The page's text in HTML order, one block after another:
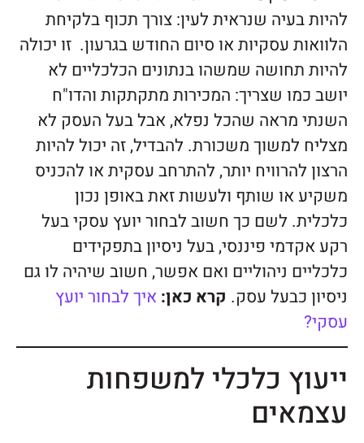
להיות בעיה שנראית לעין: צורך תכוף בלקיחת
הלוואות עסקיות או סיום החודש בגרעון. זו יכולה
להיות תחושה שמשהו בנתונים הכלכליים לא
יושב כמו שצריך: המכירות מתקתקות והדו"ח
השנתי מראה שהכל נפלא, אבל בעל העסק לא
מצליח למשוך משכורת. להבדיל, זה יכול להיות
הרצון להרוויח יותר, להתרחב עסקית או להכניס
משקיע או שותף ולעשות זאת באופן נכון
כלכלית. לשם כך חשוב לבחור יועץ עסקי בעל
רקע אקדמי פיננסי, בעל ניסיון בתפקידים
כלכליים ניהוליים ואם אפשר, חשוב שיהיה לו גם
ניסיון כבעל עסק. קרא כאן:איך לבחור יועץ
עסקי?
ייעוץ כלכלי למשפחות
עצמאים